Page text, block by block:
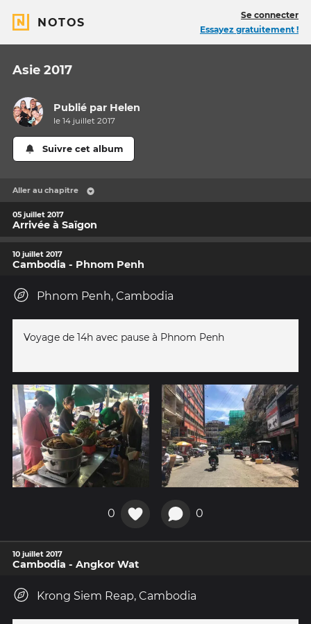
NOTOS
Se connecter
Essayez gratuitement !
Asie 2017
Publié par Helen
le 14 juillet 2017
Suivre cet album
Aller au chapitre
05 juillet 2017
Arrivée à Saïgon
10 juillet 2017
Cambodia - Phnom Penh
Phnom Penh, Cambodia
Voyage de 14h avec pause à Phnom Penh
0 0
10 juillet 2017
Cambodia - Angkor Wat
Krong Siem Reap, Cambodia